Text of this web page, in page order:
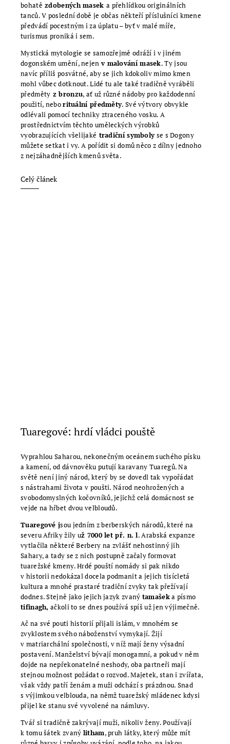
bohatě zdobených masek a přehlídkou originálních
tanců. V poslední době je občas někteří příslušníci kmene
předvádí pocestným i za úplatu – byť v malé míře,
turismus proniká i sem.
Mystická mytologie se samozřejmě odráží i v jiném
dogonském umění, nejen v malování masek.Ty jsou
navíc příliš posvátné, aby se jich kdokoliv mimo kmen
mohl vůbec dotknout. Lidé tu ale také tradičně vyráběli
předměty z bronzu, ať už různé nádoby pro každodenní
použití, neborituální předměty. Své výtvory obvykle
odlévali pomocí techniky ztraceného vosku. A
prostřednictvím těchto uměleckých výrobků
vyobrazujících všelijaké tradiční symboly se s Dogony
můžete setkat i vy. A pořídit si domů něco z dílny jednoho
z nejzáhadnějších kmenů světa.
Celý článek
Tuaregové: hrdí vládci pouště
Vyprahlou Saharou, nekonečným oceánem suchého písku
a kamení, od dávnověku putují karavany Tuaregů. Na
světě není jiný národ, který by se dovedl tak vypořádat
s nástrahami života v poušti. Národ neohrožených a
svobodomyslných kočovníků, jejichž celá domácnost se
vejde na hřbet dvou velbloudů.
Tuaregové jsou jedním z berberských národů, které na
severu Afriky žily už 7000 let př. n. l. Arabská expanze
vytlačila některé Berbery na zvlášť nehostinný jih
Sahary, a tady se z nich postupně začaly formovat
tuarežské kmeny. Hrdé pouští nomády si pak nikdo
v historii nedokázal docela podmanit a jejich tisícletá
kultura a mnohé prastaré tradiční zvyky tak přežívají
dodnes. Stejně jako jejich jazyk zvaný tamašeka písmo
tifinagh, ačkoli to se dnes používá spíš už jen výjimečně.
Ač na své pouti historií přijali islám, v mnohém se
zvyklostem svého náboženství vymykají. Žijí
v matriarchální společnosti, v níž mají ženy výsadní
postavení. Manželství bývají monogamní, a pokud v něm
dojde na nepřekonatelné neshody, oba partneři mají
stejnou možnost požádat o rozvod. Majetek, stan i zvířata,
však vždy patří ženám a muži odchází s prázdnou. Snad
s výjimkou velblouda, na němž tuarežský mládenec kdysi
přijel ke stanu své vyvolené na námluvy.
Tvář si tradičně zakrývají muži, nikoliv ženy. Používají
k tomu šátek zvaný litham, pruh látky, který může mít